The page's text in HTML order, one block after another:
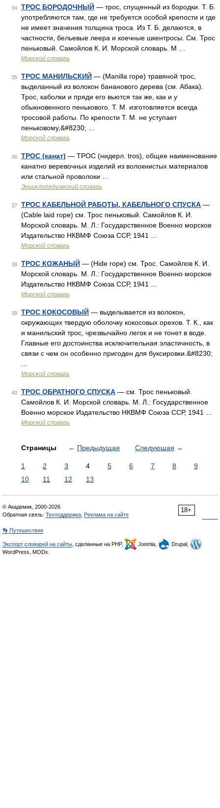
34 ТРОС БОРОДОЧНЫЙ — трос, спущенный из бородки. Т. Б.
употребляются там, где не требуется особой крепости и где
не имеет значения толщина троса. Из Т. Б. делаются, в
частности, бельевые леера и коечные шкентросы. См. Трос
пеньковый. Самойлов К. И. Морской словарь. М …
Морской словарь
35 ТРОС МАНИЛЬСКИЙ — (Manilla rope) травяной трос,
выделанный из волокон бананового дерева (см. Абака).
Трос, каболки и пряди его вьются так же, как и у
обыкновенного пенькового. Т. М. изготовляется всегда
тросовой работы. По крепости Т. М. не уступает
пеньковому,&#8230; …
Морской словарь
36 ТРОС (канат) — ТРОС (нидерл. tros), общее наименование
канатно веревочных изделий из волокнистых материалов
или стальной проволоки …
Энциклопедический словарь
37 ТРОС КАБЕЛЬНОЙ РАБОТЫ, КАБЕЛЬНОГО СПУСКА —
(Cable laid rope) см. Трос пеньковый. Самойлов К. И.
Морской словарь. М. Л.: Государственное Военно морское
Издательство НКВМФ Союза ССР, 1941 …
Морской словарь
38 ТРОС КОЖАНЫЙ — (Hide rope) см. Трос. Самойлов К. И.
Морской словарь. М. Л.: Государственное Военно морское
Издательство НКВМФ Союза ССР, 1941 …
Морской словарь
39 ТРОС КОКОСОВЫЙ — выделывается из волокон,
окружающих твердую оболочку кокосовых орехов. Т. К., как
и манильский трос, чрезвычайно легок и не тонет в воде.
Главные его достоинства исключительная эластичность, в
связи с чем он особенно пригоден для буксировки.&#8230;
Морской словарь
40 ТРОС ОБРАТНОГО СПУСКА — см. Трос пеньковый.
Самойлов К. И. Морской словарь. М. Л.: Государственное
Военно морское Издательство НКВМФ Союза ССР, 1941 …
Морской словарь
Страницы ← Предыдущая Следующая →
1 2 3 4 5 6 7 8
9
10
11 12 13
18+
© Академик, 2000-2026
Обратная связь: Техподдержка Реклама на сайте
👣 Путешествия
Экспорт словарей на сайты , сделанные на PHP, Joomla,
Drupal,
WordPress, MODx.